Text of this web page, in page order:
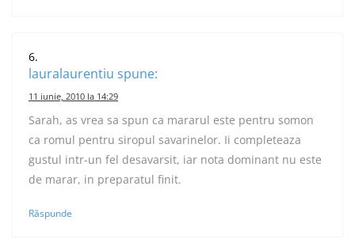
lauralaurentiu spune:
11 iunie, 2010 la 14:29
Sarah, as vrea sa spun ca mararul este pentru somon
ca romul pentru siropul savarinelor. Ii completeaza
gustul intr-un fel desavarsit, iar nota dominant nu este
de marar, in preparatul finit.
Răspunde